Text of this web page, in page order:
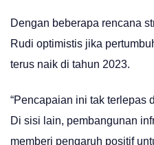
Dengan beberapa rencana
Rudi optimistis jika
terus naik di tahun 2023.
“Pencapaian ini tak terlepas
Di sisi lain, pembangunan
memberi pengaruh positif